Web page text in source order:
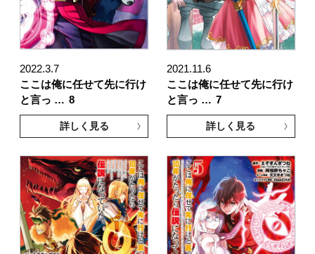
2022.3.7
ここは俺に任せて先に行け
と言っ … 8
詳しく見る
2021.11.6
ここは俺に任せて先に行け
と言っ … 7
詳しく見る